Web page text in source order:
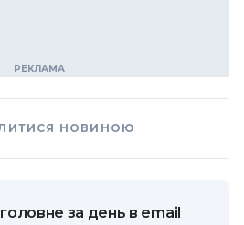
НОВИНОЮ
за день в email